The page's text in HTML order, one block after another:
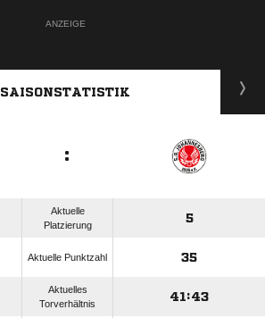
ANZEIGE
SAISONSTATISTIK
:
Aktuelle
Platzierung
5
Aktuelle Punktzahl 35
Aktuelles
Torverhältnis
41:43